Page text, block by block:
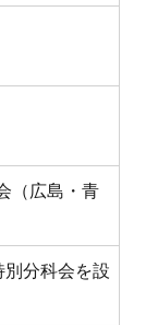
（広島・青
分科会を設